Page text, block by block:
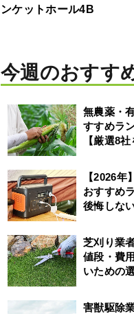
ンケットホール4B
今週のおすす
無農薬・
すすめラ
【厳選8
【2026年
おすすめ
後悔しな
芝刈り業
値段・費
いための
害獣駆除